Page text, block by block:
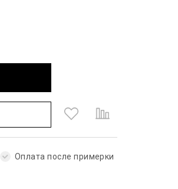
Оплата после примерки